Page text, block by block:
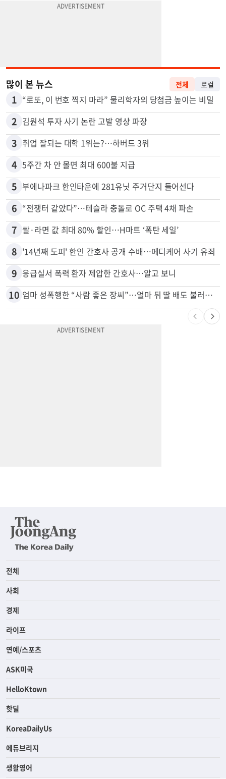
많이 본 뉴스 전체 로컬
1 “로또, 이 번호 찍지 마라” 물리학자의 당첨금 높이는 비밀
2 김원석 투자 사기 논란 고발 영상 파장
3 취업 잘되는 대학 1위는?…하버드 3위
4 5주간 차 안 몰면 최대 600불 지급
5 부에나파크 한인타운에 281유닛 주거단지 들어선다
6 “전쟁터 같았다”…테슬라 충돌로 OC 주택 4채 파손
7 쌀·라면 값 최대 80% 할인…H마트 ‘폭탄 세일’
8 '14년째 도피' 한인 간호사 공개 수배…메디케어 사기 유죄
9 응급실서 폭력 환자 제압한 간호사…알고 보니
10 엄마 성폭행한 “사람 좋은 장씨”…얼마 뒤 딸 배도 불러왔다
전체
사회
경제
라이프
연예/스포츠
ASK미국
HelloKtown
핫딜
KoreaDailyUs
에듀브리지
생활영어